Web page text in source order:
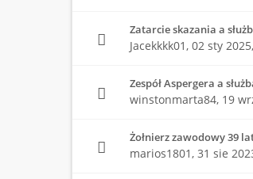
Zatarcie skazania a
Jacekkkk01, 02 sty
Zespół Aspergera a
winstonmarta84, 19
Żołnierz zawodowy 39
marios1801, 31 sie